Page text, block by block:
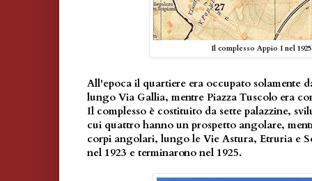
Il complesso Appio I nel 1925
All'epoca il quartiere era occupato solamente
lungo Via Gallia, mentre Piazza Tuscolo era
Il complesso è costituito da sette palazzine,
cui quattro hanno un prospetto angolare,
corpi angolari, lungo le Vie Astura, Etruria e
nel 1923 e terminarono nel 1925.